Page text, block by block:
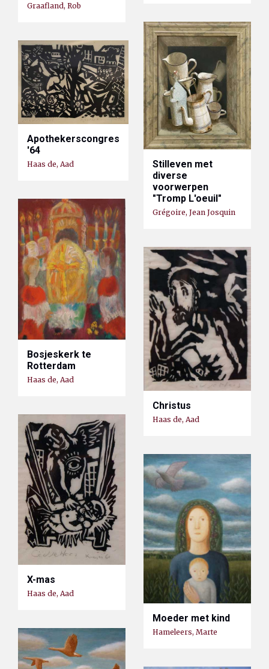
Graafland, Rob
Stilleven met
diverse
voorwerpen
"Tromp L'oeuil"
Grégoire, Jean Josquin
Apothekerscongres
'64
Haas de, Aad
Bosjeskerk te
Rotterdam
Haas de, Aad
Christus
Haas de, Aad
X-mas
Haas de, Aad
Moeder met kind
Hameleers, Marte